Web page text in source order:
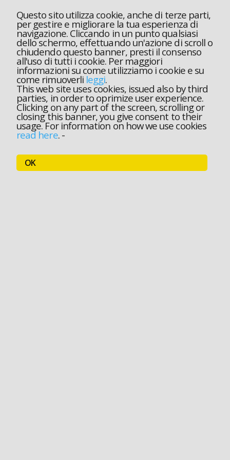
Questo sito utilizza cookie, anche di terze parti,
per gestire e migliorare la tua esperienza di
navigazione. Cliccando in un punto qualsiasi
dello schermo, effettuando un'azione di scroll o
chiudendo questo banner, presti il consenso
all'uso di tutti i cookie. Per maggiori
informazioni su come utilizziamo i cookie e su
come rimuoverli leggi.
This web site uses cookies, issued also by third
parties, in order to oprimize user experience.
Clicking on any part of the screen, scrolling or
closing this banner, you give consent to their
usage. For information on how we use cookies
read here.-
OK